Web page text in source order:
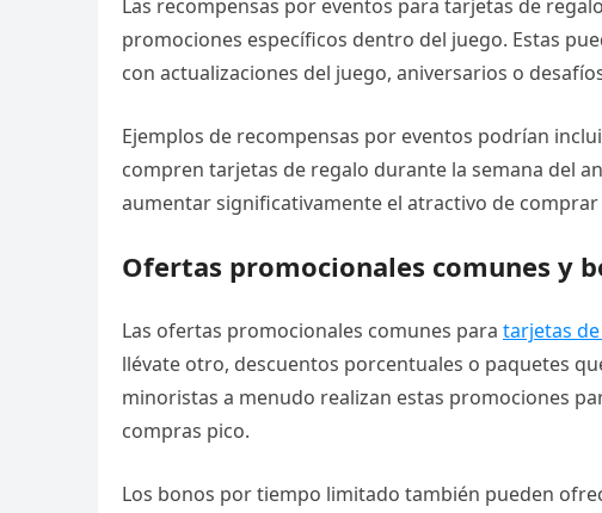
Las recompensas por eventos para tarjetas de
promociones específicos dentro del juego. Estas
con actualizaciones del juego, aniversarios o
Ejemplos de recompensas por eventos podrían
compren tarjetas de regalo durante la semana del
aumentar significativamente el atractivo de
Ofertas promocionales comunes y
Las ofertas promocionales comunes para tarjetas
llévate otro, descuentos porcentuales o paquetes
minoristas a menudo realizan estas promociones
compras pico.
Los bonos por tiempo limitado también pueden